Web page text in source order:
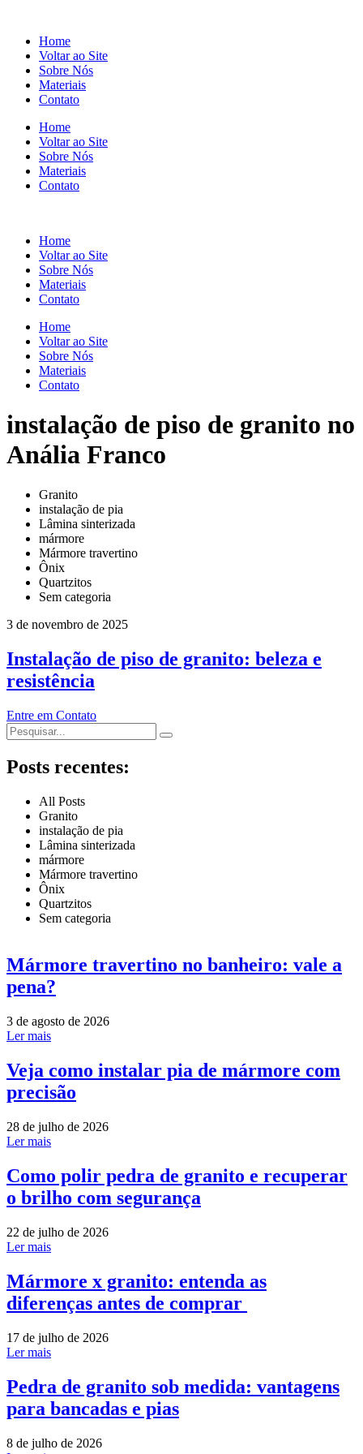
Home
Voltar ao Site
Sobre Nós
Materiais
Contato
Home
Voltar ao Site
Sobre Nós
Materiais
Contato
Home
Voltar ao Site
Sobre Nós
Materiais
Contato
Home
Voltar ao Site
Sobre Nós
Materiais
Contato
instalação de piso de granito no
Anália Franco
Granito
instalação de pia
Lâmina sinterizada
mármore
Mármore travertino
Ônix
Quartzitos
Sem categoria
3 de novembro de 2025
Instalação de piso de granito: beleza e
resistência
Entre em Contato
Posts recentes:
All Posts
Granito
instalação de pia
Lâmina sinterizada
mármore
Mármore travertino
Ônix
Quartzitos
Sem categoria
Mármore travertino no banheiro: vale a
pena?
3 de agosto de 2026
Ler mais
Veja como instalar pia de mármore com
precisão
28 de julho de 2026
Ler mais
Como polir pedra de granito e recuperar
o brilho com segurança
22 de julho de 2026
Ler mais
Mármore x granito: entenda as
diferenças antes de comprar
17 de julho de 2026
Ler mais
Pedra de granito sob medida: vantagens
para bancadas e pias
8 de julho de 2026